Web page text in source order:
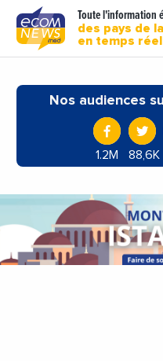
Toute l'information
des pays de
en temps réel
Nos audiences
1.2M 88,6K